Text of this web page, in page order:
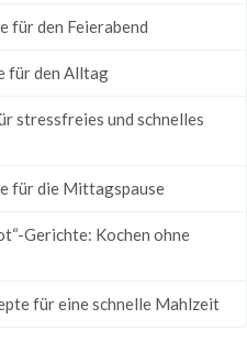
für den Feierabend
für den Alltag
stressfreies und schnelles
für die Mittagspause
Gerichte: Kochen ohne
für eine schnelle Mahlzeit